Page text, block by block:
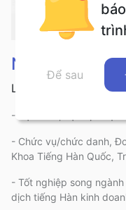
Nguyễn Thị
Luyện thi TOPIK
- Học hàm, học vị: Thạc sĩ
- Chức vụ/chức danh,
Khoa Tiếng Hàn Quốc,
- Tốt nghiệp song ngành
dịch tiếng Hàn kinh
Để sau